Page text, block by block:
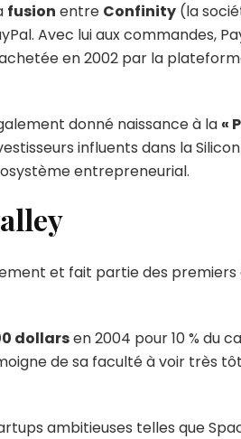
fusion entre Confinity (la
Avec lui aux commandes,
en 2002 par la
donné naissance à la «
influents dans la
entrepreneurial.
et fait partie des premiers
dollarsen 2004 pour 10 % du
de sa faculté à voir très
ambitieuses telles que